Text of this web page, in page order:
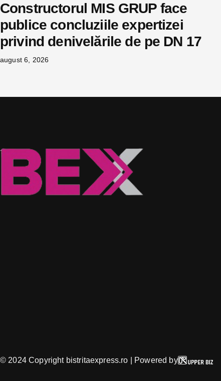
Constructorul MIS GRUP face
publice concluziile expertizei
privind denivelările de pe DN 17
august 6, 2026
© 2024 Copyright bistritaexpress.ro | Powered by